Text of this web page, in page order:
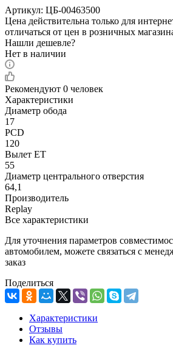
Артикул: ЦБ-00463500
Цена действительна только для
отличаться от цен в розничных
Нашли дешевле?
Нет в наличии
Рекомендуют 0 человек
Характеристики
Диаметр обода
17
PCD
120
Вылет ET
55
Диаметр центрального отверстия
64,1
Производитель
Replay
Все характеристики
Для уточнения параметров
автомобилем, можете связаться с
заказ
Поделиться
Характеристики
Отзывы
Как купить